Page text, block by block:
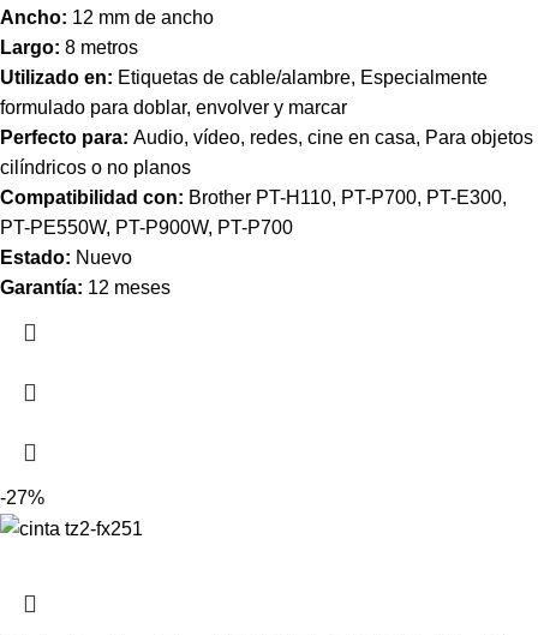
Ancho: 12 mm de ancho
Largo: 8 metros
Utilizado en: Etiquetas de cable/alambre, Especialmente
formulado para doblar, envolver y marcar
Perfecto para: Audio, vídeo, redes, cine en casa, Para objetos
cilíndricos o no planos
Compatibilidad con: Brother PT-H110, PT-P700, PT-E300,
PT-PE550W, PT-P900W, PT-P700
Estado: Nuevo
Garantía: 12 meses
-27%